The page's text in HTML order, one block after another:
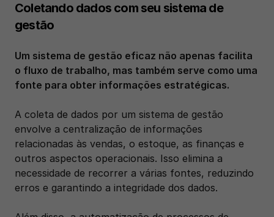
Coletando dados com seu sistema de
gestão
Um sistema de gestão eficaz não apenas facilita
o fluxo de trabalho, mas também serve como uma
fonte para obter informações estratégicas.
A coleta de dados por um sistema de gestão
envolve a centralização de informações
relacionadas às vendas, o estoque, as finanças e
outros aspectos operacionais. Isso elimina a
necessidade de recorrer a várias fontes, reduzindo
erros e garantindo a integridade dos dados.